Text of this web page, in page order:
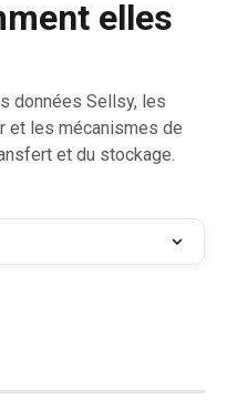
elles
données Sellsy, les
et les mécanismes de
et du stockage.